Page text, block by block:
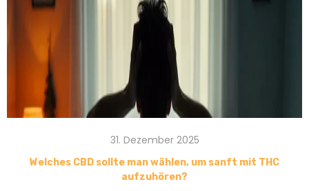
31. Dezember 2025
Welches CBD sollte man wählen, um sanft mit THC
aufzuhören?